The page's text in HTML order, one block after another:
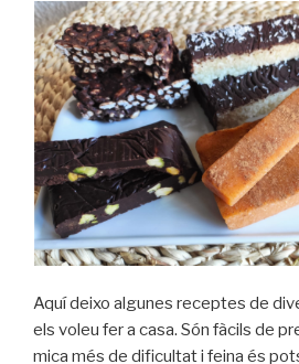
Aquí deixo algunes receptes de
els voleu fer a casa. Són fàcils de
mica més de dificultat i feina és